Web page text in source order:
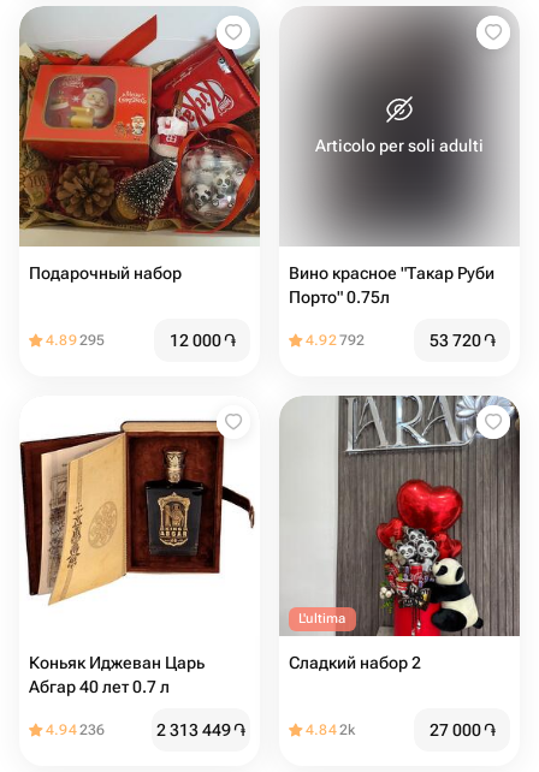
Подарочный набор
4.89295 12 000֏
Articolo per soli adulti
Вино красное "Такар Руби
Порто" 0.75л
4.92792 53 720֏
Коньяк Иджеван Царь
Абгар 40 лет 0.7 л
4.94236 2 313 449֏
L'ultima
Сладкий набор 2
4.842k 27 000֏